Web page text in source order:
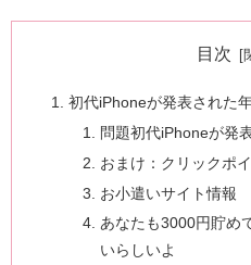
目次
初代iPhoneが発表された
問題初代iPhoneが発
おまけ：クリックポ
お小遣いサイト情報
あなたも3000円貯め
いらしいよ